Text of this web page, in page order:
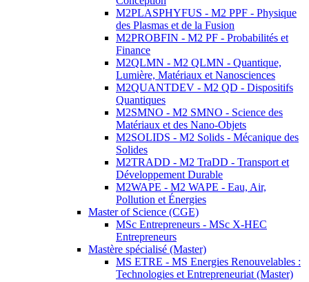
M2PLASPHYFUS - M2 PPF - Physique
des Plasmas et de la Fusion
M2PROBFIN - M2 PF - Probabilités et
Finance
M2QLMN - M2 QLMN - Quantique,
Lumière, Matériaux et Nanosciences
M2QUANTDEV - M2 QD - Dispositifs
Quantiques
M2SMNO - M2 SMNO - Science des
Matériaux et des Nano-Objets
M2SOLIDS - M2 Solids - Mécanique des
Solides
M2TRADD - M2 TraDD - Transport et
Développement Durable
M2WAPE - M2 WAPE - Eau, Air,
Pollution et Énergies
Master of Science (CGE)
MSc Entrepreneurs - MSc X-HEC
Entrepreneurs
Mastère spécialisé (Master)
MS ETRE - MS Energies Renouvelables :
Technologies et Entrepreneuriat (Master)